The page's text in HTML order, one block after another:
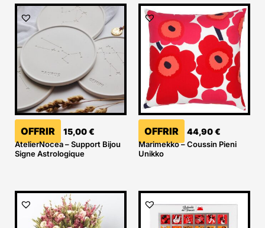
OFFRIR 15,00€
AtelierNocea – Support Bijou
Signe Astrologique
OFFRIR 44,90€
Marimekko – Coussin Pieni
Unikko